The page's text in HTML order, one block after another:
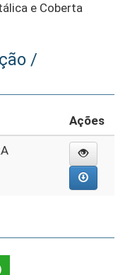
e Coberta
/
Ações